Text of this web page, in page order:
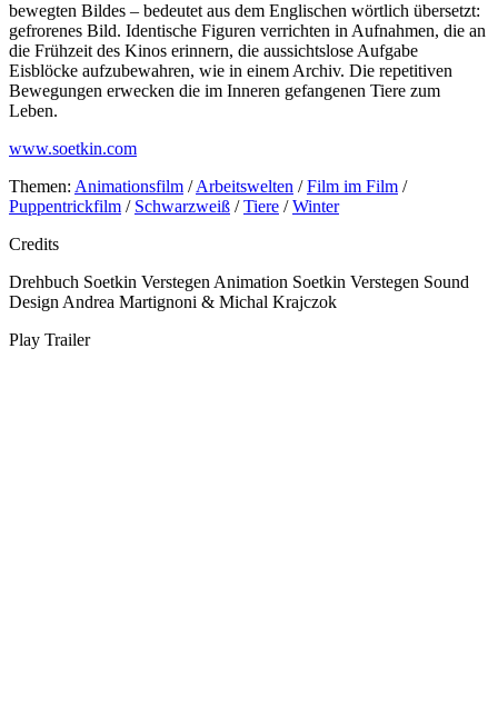
bewegten Bildes – bedeutet aus dem Englischen wörtlich übersetzt:
gefrorenes Bild. Identische Figuren verrichten in Aufnahmen, die an
die Frühzeit des Kinos erinnern, die aussichtslose Aufgabe
Eisblöcke aufzubewahren, wie in einem Archiv. Die repetitiven
Bewegungen erwecken die im Inneren gefangenen Tiere zum
Leben.
www.soetkin.com
Themen: Animationsfilm /Arbeitswelten /Film im Film /
Puppentrickfilm / Schwarzweiß /Tiere /Winter
Credits
Drehbuch Soetkin Verstegen Animation Soetkin Verstegen Sound
Design Andrea Martignoni & Michal Krajczok
Play Trailer